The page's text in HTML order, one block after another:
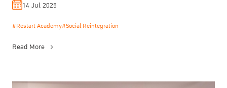
14 Jul 2025
#Restart Academy#Social Reintegration
Read More